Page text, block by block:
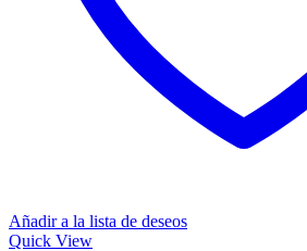
Añadir a la lista de deseos
Quick View